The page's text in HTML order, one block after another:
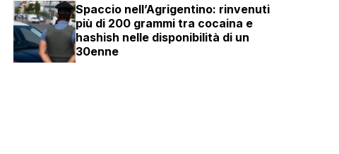
Spaccio nell’Agrigentino: rinvenuti
più di 200 grammi tra cocaina e
hashish nelle disponibilità di un
30enne